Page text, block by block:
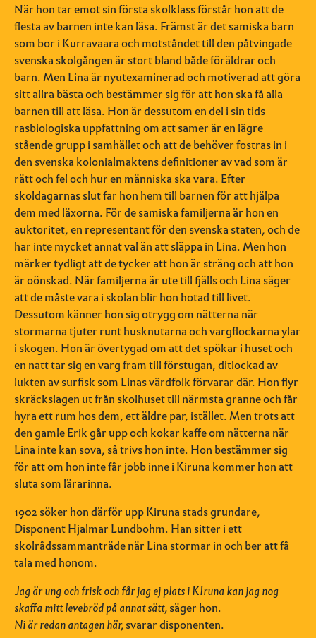
När hon tar emot sin första skolklass förstår hon att de
flesta av barnen inte kan läsa. Främst är det samiska barn
som bor i Kurravaara och motståndet till den påtvingade
svenska skolgången är stort bland både föräldrar och
barn. Men Lina är nyutexaminerad och motiverad att göra
sitt allra bästa och bestämmer sig för att hon ska få alla
barnen till att läsa. Hon är dessutom en del i sin tids
rasbiologiska uppfattning om att samer är en lägre
stående grupp i samhället och att de behöver fostras in i
den svenska kolonialmaktens definitioner av vad som är
rätt och fel och hur en människa ska vara. Efter
skoldagarnas slut far hon hem till barnen för att hjälpa
dem med läxorna. För de samiska familjerna är hon en
auktoritet, en representant för den svenska staten, och de
har inte mycket annat val än att släppa in Lina. Men hon
märker tydligt att de tycker att hon är sträng och att hon
är oönskad. När familjerna är ute till fjälls och Lina säger
att de måste vara i skolan blir hon hotad till livet.
Dessutom känner hon sig otrygg om nätterna när
stormarna tjuter runt husknutarna och vargflockarna ylar
i skogen. Hon är övertygad om att det spökar i huset och
en natt tar sig en varg fram till förstugan, ditlockad av
lukten av surfisk som Linas värdfolk förvarar där. Hon flyr
skräckslagen ut från skolhuset till närmsta granne och får
hyra ett rum hos dem, ett äldre par, istället. Men trots att
den gamle Erik går upp och kokar kaffe om nätterna när
Lina inte kan sova, så trivs hon inte. Hon bestämmer sig
för att om hon inte får jobb inne i Kiruna kommer hon att
sluta som lärarinna.
1902 söker hon därför upp Kiruna stads grundare,
Disponent Hjalmar Lundbohm. Han sitter i ett
skolrådssammanträde när Lina stormar in och ber att få
tala med honom.
Jag är ung och frisk och får jag ej plats i KIruna kan jag nog
skaffa mitt levebröd på annat sätt,säger hon.
Ni är redan antagen här,svarar disponenten.